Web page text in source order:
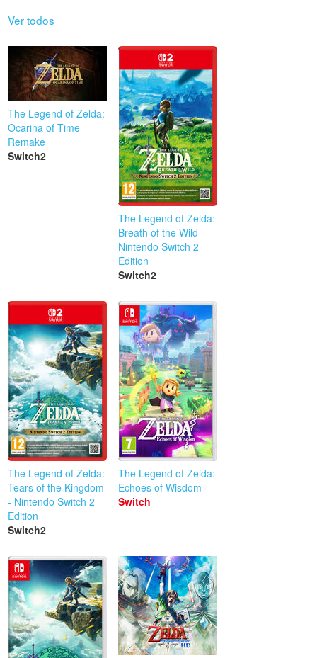
Ver todos
The Legend of Zelda:
Ocarina of Time
Remake
Switch2
The Legend of Zelda:
Breath of the Wild -
Nintendo Switch 2
Edition
Switch2
The Legend of Zelda:
Tears of the Kingdom
- Nintendo Switch 2
Edition
Switch2
The Legend of Zelda:
Echoes of Wisdom
Switch